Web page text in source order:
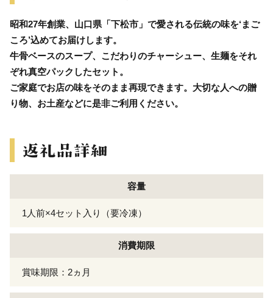
昭和27年創業、山口県「下松市」で愛される伝統の味を‘まご
ころ’込めてお届けします。
牛骨ベースのスープ、こだわりのチャーシュー、生麺をそれ
ぞれ真空パックしたセット。
ご家庭でお店の味をそのまま再現できます。大切な人への贈
り物、お土産などに是非ご利用ください。
容量
1人前×4セット入り（要冷凍）
消費期限
賞味期限：2ヵ月